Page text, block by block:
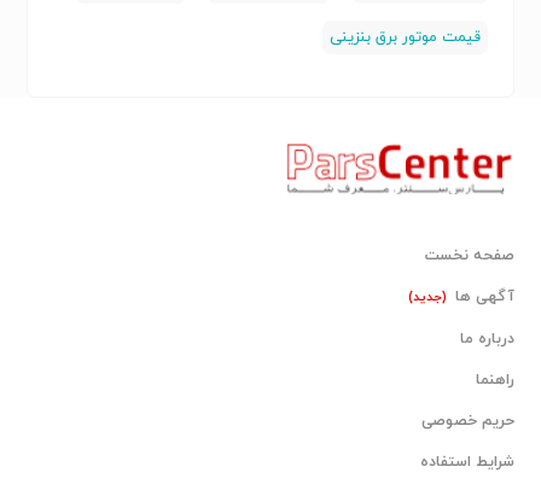
قیمت موتور برق بنزینی
صفحه نخست
آگهی ها (جدید)
درباره ما
راهنما
حریم خصوصی
شرایط استفاده